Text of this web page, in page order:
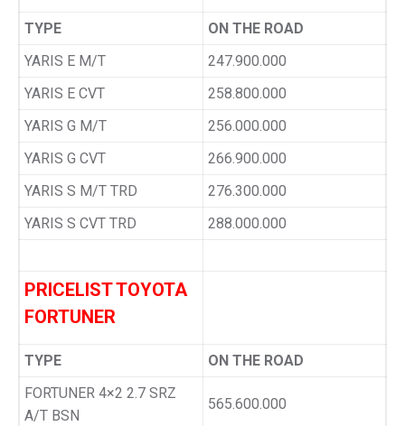
TYPE
ON THE ROAD
YARIS E M/T
247.900.000
YARIS E CVT
258.800.000
YARIS G M/T
256.000.000
YARIS G CVT
266.900.000
YARIS S M/T TRD
276.300.000
YARIS S CVT TRD
288.000.000
PRICELIST TOYOTA
FORTUNER
TYPE
ON THE ROAD
FORTUNER 4×2 2.7 SRZ
A/T BSN
565.600.000